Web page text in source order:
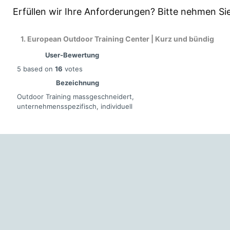
Erfüllen wir Ihre Anforderungen? Bitte nehmen
1. European Outdoor Training Center | Kurz und bündig
User-Bewertung
5 based on 16 votes
Bezeichnung
Outdoor Training massgeschneidert,
unternehmensspezifisch, individuell